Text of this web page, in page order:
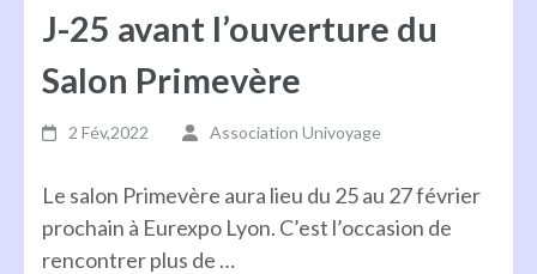
J-25 avant l’ouverture du
Salon Primevère
2 Fév,2022 Association Univoyage
Le salon Primevère aura lieu du 25 au 27 février
prochain à Eurexpo Lyon. C’est l’occasion de
rencontrer plus de …